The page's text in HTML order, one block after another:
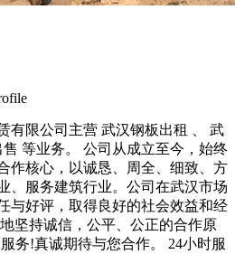
有限公司主营 武汉钢板出租 、 武
等业务。 公司从成立至今，始终
作核心，以诚恳、周全、细致、方
、服务建筑行业。公司在武汉市场
与好评，取得良好的社会效益和经
坚持诚信，公平、公正的合作原
务!真诚期待与您合作。 24小时服